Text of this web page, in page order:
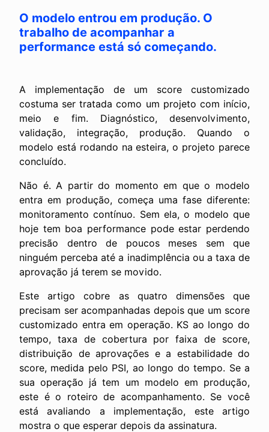
O modelo entrou em produção. O
trabalho de acompanhar a
performance está só começando.
A implementação de um score customizado
costuma ser tratada como um projeto com início,
meio e fim. Diagnóstico, desenvolvimento,
validação, integração, produção. Quando o
modelo está rodando na esteira, o projeto parece
concluído.
Não é. A partir do momento em que o modelo
entra em produção, começa uma fase diferente:
monitoramento contínuo. Sem ela, o modelo que
hoje tem boa performance pode estar perdendo
precisão dentro de poucos meses sem que
ninguém perceba até a inadimplência ou a taxa de
aprovação já terem se movido.
Este artigo cobre as quatro dimensões que
precisam ser acompanhadas depois que um score
customizado entra em operação. KS ao longo do
tempo, taxa de cobertura por faixa de score,
distribuição de aprovações e a estabilidade do
score, medida pelo PSI, ao longo do tempo. Se a
sua operação já tem um modelo em produção,
este é o roteiro de acompanhamento. Se você
está avaliando a implementação, este artigo
mostra o que esperar depois da assinatura.